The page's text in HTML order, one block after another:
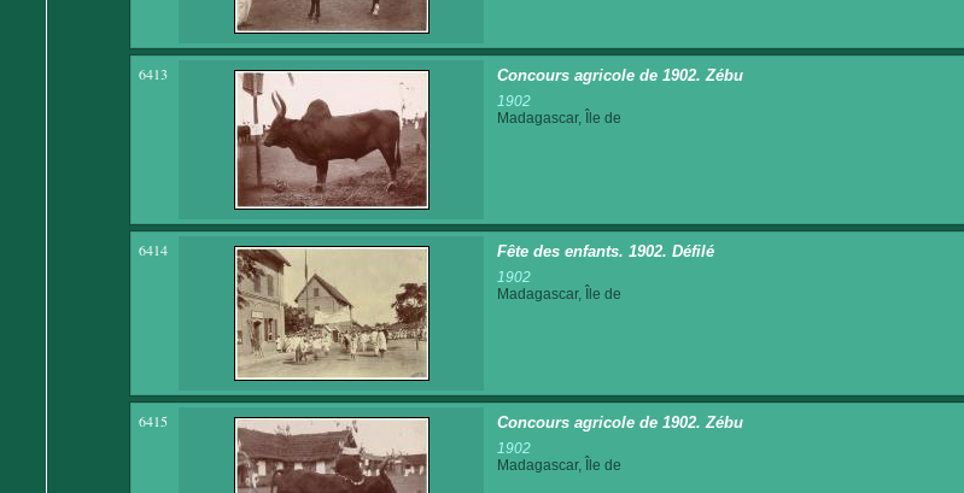
6413 Concours agricole de 1902. Zébu
1902
Madagascar, Île de
6414 Fête des enfants. 1902. Défilé
1902
Madagascar, Île de
6415 Concours agricole de 1902. Zébu
1902
Madagascar, Île de